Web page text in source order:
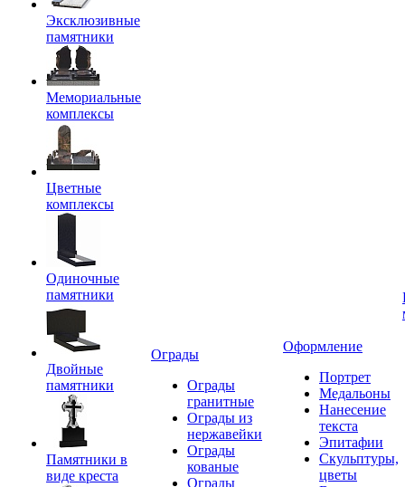
Эксклюзивные
памятники
Мемориальные
комплексы
Цветные
комплексы
Одиночные
памятники
Двойные
памятники
Памятники в
виде креста
Ограды
Ограды
гранитные
Ограды из
нержавейки
Ограды
кованые
Ограды
Оформление
Портрет
Медальоны
Нанесение
текста
Эпитафии
Скульптуры,
цветы